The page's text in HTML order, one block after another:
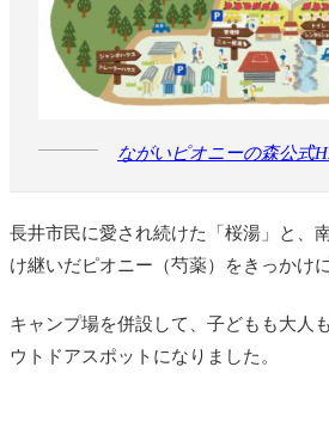
ながいピオニーの森公式
長井市民に愛され続けた「桜湯」と、
け継いだピオニー（芍薬）をきっかけ
キャンプ場を併設して、子どもも大人
ウトドアスポットになりました。